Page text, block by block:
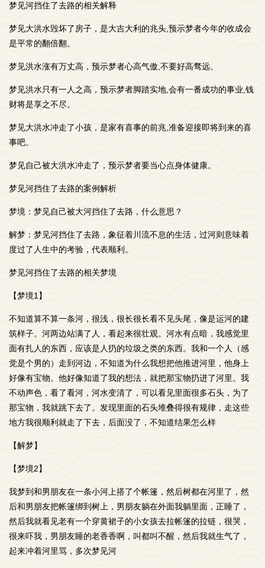
梦见河挡住了去路的相关解释
梦见大洪水毁坏了房子，是大吉大利的兆头,预示梦者今年的收成会
是平常的翻倍翻。
梦见洪水涨有万丈高，预示梦者心高气傲,不要好高骛远。
梦见洪水只有一人之高，预示梦者脚踏实地,会有一番成功的事业,钱
财将是享之不尽。
梦见大洪水冲走了小孩，是家有喜事的前兆,准备迎接即将到来的喜
事吧。
梦见自己被大洪水冲走了，预示梦者要当心点身体健康。
梦见河挡住了去路的案例解析
梦境：梦见自己被大河挡住了去路，什么意思？
解梦：梦见河挡住了去路，象征着川流不息的生活，过河则意味着
度过了人生中的考验，代表顺利。
梦见河挡住了去路的相关梦境
【梦境1】
不知道算不算一条河，很浅，很长很长看不见头尾，像是运河的建
筑样子。河两边站满了人，看起来很壮观。河水有点暗，我感觉里
面有扎人的东西，应该是人扔的垃圾之类的东西。我和一个人（感
觉是个男的）走到河边，不知道为什么我想把他推进河里，他身上
好像有宝物。他好像知道了我的想法，就把那宝物扔进了河里。我
不动声色，看了看河，河水变清了，可以看见里面很多石头，为了
那宝物，我就跳下去了。发现里面的石头堆叠得很有规律，走这些
地方我很顺利就走了下去，后面没了，不知道结果怎么样
【解梦】
【梦境2】
我梦到和男朋友在一条小河上搭了个帐篷，然后树都在河里了，然
后和男朋友把帐篷绑到树上，男朋友躺在外面我躺里面，正睡了，
然后我就看见老有一个穿黄裙子的小女孩去拉帐篷的拉链，很哭，
很来吓我，男朋友睡的老香香啊，叫都叫不醒，然后我就生气了，
起来冲着河里骂，多次梦见河